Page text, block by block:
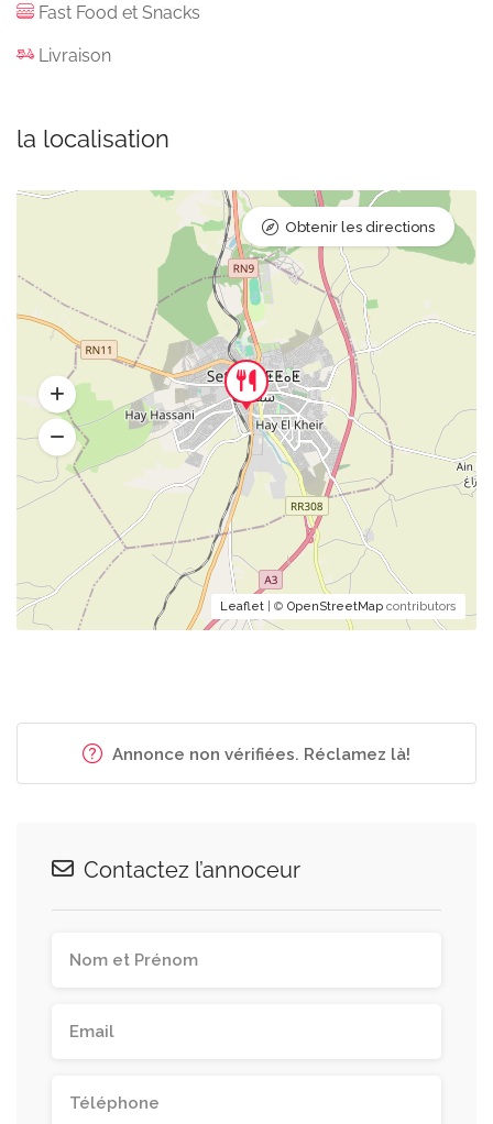
Fast Food et Snacks
Livraison
la localisation
Leaflet | © OpenStreetMap contributors
Obtenir les directions
Annonce non vérifiées. Réclamez là!
Contactez l’annoceur